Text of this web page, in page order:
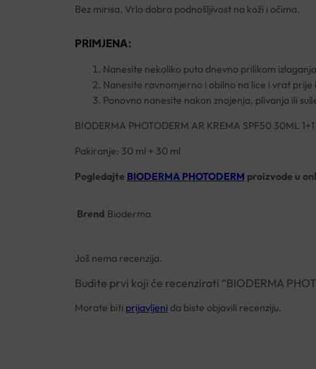
Bez mirisa. Vrlo dobra podnošljivost na koži i očima.
PRIMJENA:
Nanesite nekoliko puta dnevno prilikom
Nanesite ravnomjerno i obilno na lice i vrat prije
Ponovno nanesite nakon znojenja, plivanja ili
BIODERMA PHOTODERM AR KREMA SPF50 30ML
Pakiranje: 30 ml + 30 ml
Pogledajte BIODERMA PHOTODERM proizvode u
Brend Bioderma
Još nema recenzija.
Budite prvi koji će recenzirati “BIODERMA
Morate biti prijavljeni da biste objavili recenziju.